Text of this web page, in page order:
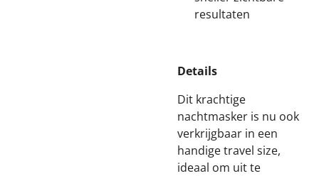
resultaten
Details
Dit krachtige
nachtmasker is nu ook
verkrijgbaar in een
handige travel size,
ideaal om uit te